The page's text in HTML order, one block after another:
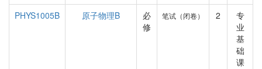
PHYS1005B
原子物理B
必
修
笔试（闭卷） 2
专
业
基
础
课